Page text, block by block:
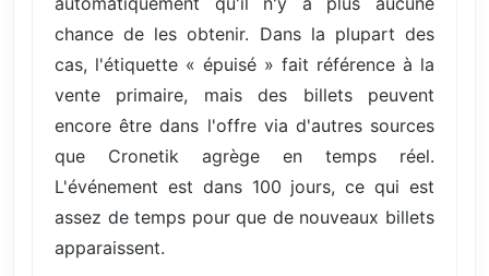
chance de les obtenir. Dans la plupart des
cas, l'étiquette « épuisé » fait référence à la
vente primaire, mais des billets peuvent
encore être dans l'offre via d'autres sources
que Cronetik agrège en temps réel.
L'événement est dans 100 jours, ce qui est
assez de temps pour que de nouveaux billets
apparaissent.